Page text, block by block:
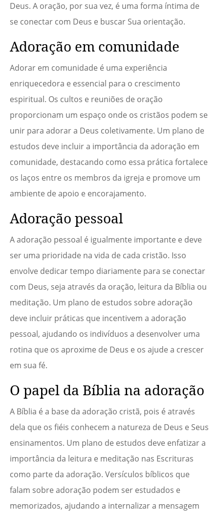
Deus. A oração, por sua vez, é uma forma íntima de
se conectar com Deus e buscar Sua orientação.
Adoração em comunidade
Adorar em comunidade é uma experiência
enriquecedora e essencial para o crescimento
espiritual. Os cultos e reuniões de oração
proporcionam um espaço onde os cristãos podem se
unir para adorar a Deus coletivamente. Um plano de
estudos deve incluir a importância da adoração em
comunidade, destacando como essa prática fortalece
os laços entre os membros da igreja e promove um
ambiente de apoio e encorajamento.
Adoração pessoal
A adoração pessoal é igualmente importante e deve
ser uma prioridade na vida de cada cristão. Isso
envolve dedicar tempo diariamente para se conectar
com Deus, seja através da oração, leitura da Bíblia ou
meditação. Um plano de estudos sobre adoração
deve incluir práticas que incentivem a adoração
pessoal, ajudando os indivíduos a desenvolver uma
rotina que os aproxime de Deus e os ajude a crescer
em sua fé.
O papel da Bíblia na adoração
A Bíblia é a base da adoração cristã, pois é através
dela que os fiéis conhecem a natureza de Deus e Seus
ensinamentos. Um plano de estudos deve enfatizar a
importância da leitura e meditação nas Escrituras
como parte da adoração. Versículos bíblicos que
falam sobre adoração podem ser estudados e
memorizados, ajudando a internalizar a mensagem